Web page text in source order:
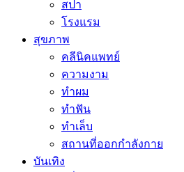
สปา
โรงแรม
สุขภาพ
คลีนิคแพทย์
ความงาม
ทำผม
ทำฟัน
ทำเล็บ
สถานที่ออกกำลังกาย
บันเทิง